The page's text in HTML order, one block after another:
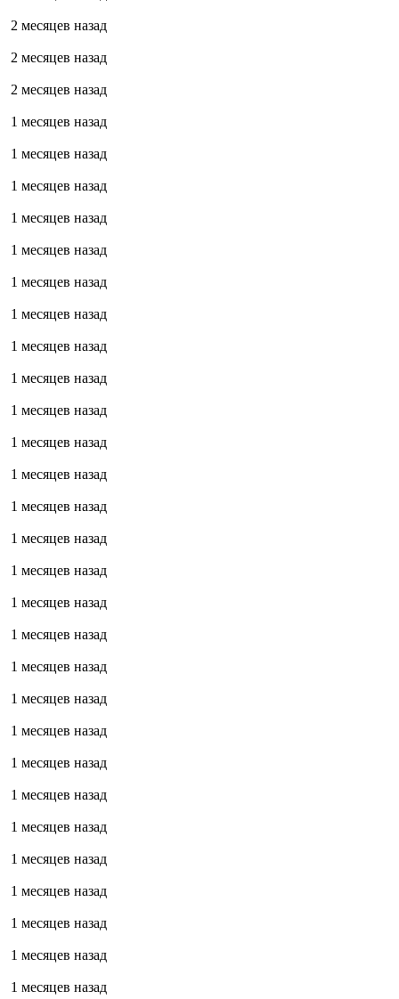
2 месяцев назад
2 месяцев назад
2 месяцев назад
1 месяцев назад
1 месяцев назад
1 месяцев назад
1 месяцев назад
1 месяцев назад
1 месяцев назад
1 месяцев назад
1 месяцев назад
1 месяцев назад
1 месяцев назад
1 месяцев назад
1 месяцев назад
1 месяцев назад
1 месяцев назад
1 месяцев назад
1 месяцев назад
1 месяцев назад
1 месяцев назад
1 месяцев назад
1 месяцев назад
1 месяцев назад
1 месяцев назад
1 месяцев назад
1 месяцев назад
1 месяцев назад
1 месяцев назад
1 месяцев назад
1 месяцев назад